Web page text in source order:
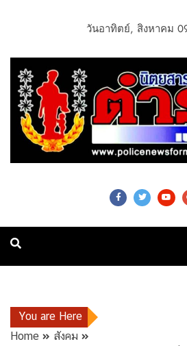
วันอาทิตย์, สิงหาคม
Police
You are Here
Home
สังคม